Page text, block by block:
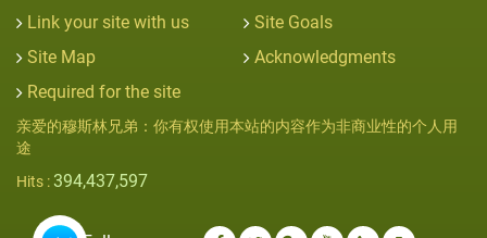
Link your site with us
Site Goals
Site Map
Acknowledgments
Required for the site
亲爱的穆斯林兄弟：你有权使用本站的内容作为非商业性的个人用
途
Hits : 394,437,597